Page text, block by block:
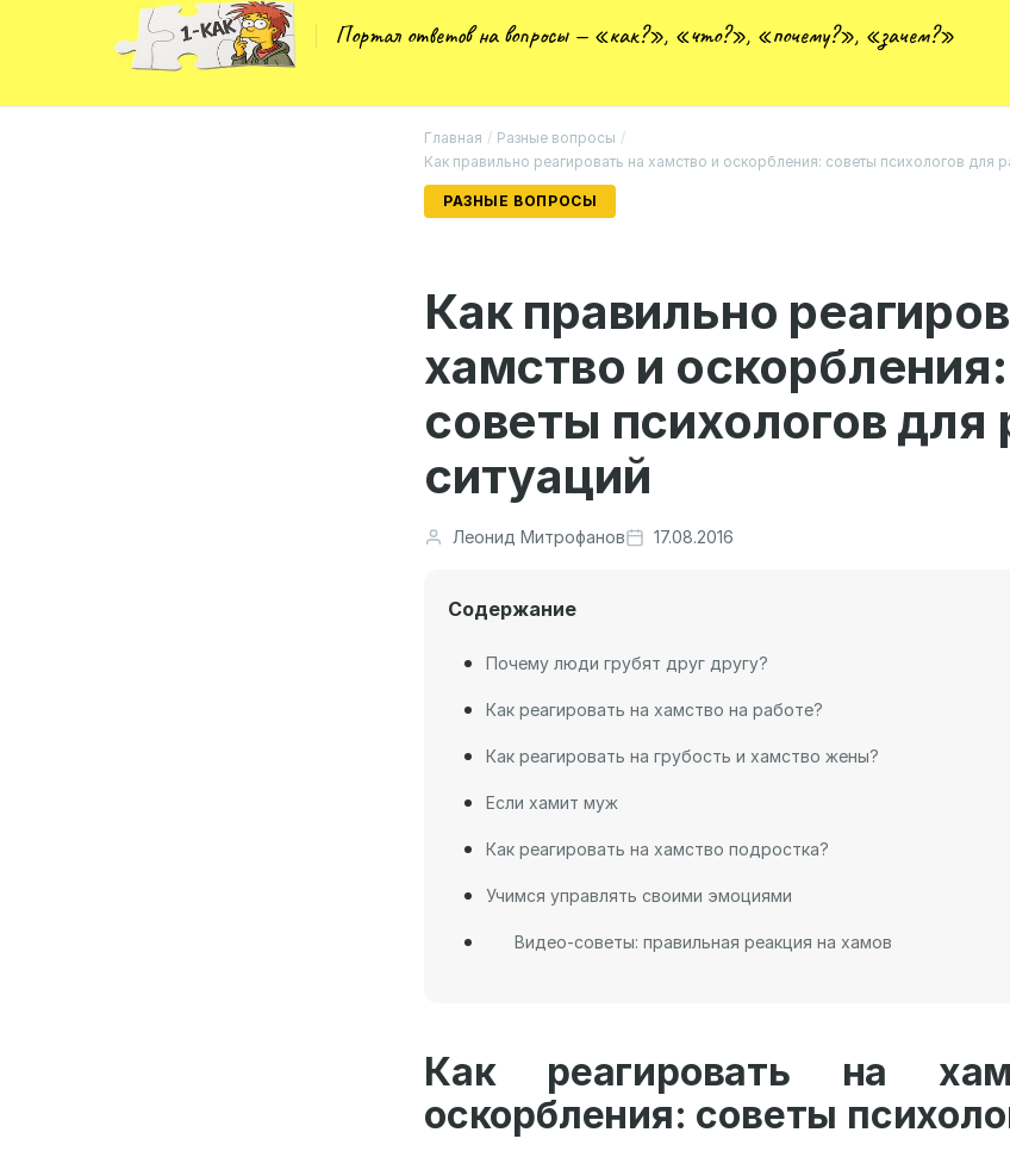
Портал ответов на вопросы — «как?», «что?», «почему?», «зачем?»
Главная / Разные вопросы /
Как правильно реагировать на хамство и оскорбления: советы психологов для
РАЗНЫЕ ВОПРОСЫ
Как правильно
хамство и оскорбления:
советы психологов для
ситуаций
Леонид Митрофанов 17.08.2016
Содержание
Почему люди грубят друг другу?
Как реагировать на хамство на работе?
Как реагировать на грубость и хамство жены?
Если хамит муж
Как реагировать на хамство подростка?
Учимся управлять своими эмоциями
Видео-советы: правильная реакция на хамов
Как реагировать на
оскорбления: советы